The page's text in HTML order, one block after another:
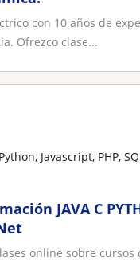
con 10 años de
Ofrezco clase...
Javascript, PHP,
JAVA C
online sobre